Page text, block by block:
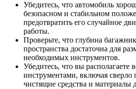
Убедитесь, что автомобиль
безопасном и стабильном
предотвратить его случайное
работы.
Проверьте, что глубина
пространства достаточна для
необходимых инструментов.
Убедитесь, что вы располагаете
инструментами, включая сверло
чистящие средства и материалы